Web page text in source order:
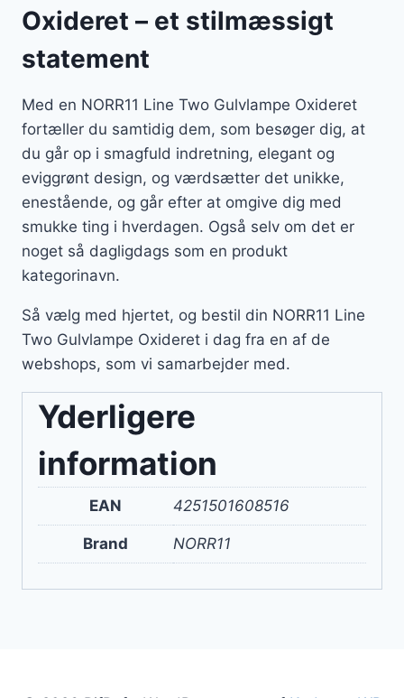
Oxideret – et stilmæssigt
statement
Med en NORR11 Line Two Gulvlampe Oxideret
fortæller du samtidig dem, som besøger dig, at
du går op i smagfuld indretning, elegant og
eviggrønt design, og værdsætter det unikke,
enestående, og går efter at omgive dig med
smukke ting i hverdagen. Også selv om det er
noget så dagligdags som en produkt
kategorinavn.
Så vælg med hjertet, og bestil din NORR11 Line
Two Gulvlampe Oxideret i dag fra en af de
webshops, som vi samarbejder med.
Yderligere
information
EAN 4251501608516
Brand NORR11